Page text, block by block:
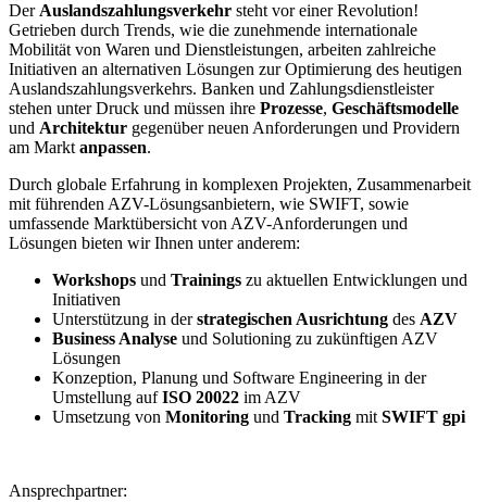
Der Auslandszahlungsverkehr steht vor einer Revolution!
Getrieben durch Trends, wie die zunehmende internationale
Mobilität von Waren und Dienstleistungen, arbeiten zahlreiche
Initiativen an alternativen Lösungen zur Optimierung des heutigen
Auslandszahlungsverkehrs. Banken und Zahlungsdienstleister
stehen unter Druck und müssen ihre Prozesse, Geschäftsmodelle
und Architektur gegenüber neuen Anforderungen und Providern
am Markt anpassen.
Durch globale Erfahrung in komplexen Projekten, Zusammenarbeit
mit führenden AZV-​Lösungsanbietern, wie SWIFT, sowie
umfassende Marktübersicht von AZV-​​Anforderungen und
Lösungen bieten wir Ihnen unter anderem:
Workshops und Trainings zu aktuellen Entwicklungen und
Initiativen
Unterstützung in derstrategischen Ausrichtung des AZV
Business Analyse und Solutioning zu zukünftigen AZV
Lösungen
Konzeption, Planung und Software Engineering in der
Umstellung aufISO 20022 im AZV
Umsetzung von Monitoring und Tracking mit SWIFT gpi
Ansprechpartner: